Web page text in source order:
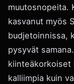
muutosnopeita.
kasvanut myös
budjetoinnissa,
pysyvät
kiinteäkorkoiset
kalliimpia kuin